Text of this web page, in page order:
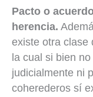
Pacto o
herencia.
existe otra clase
la cual si bien
judicialmente ni
coherederos sí